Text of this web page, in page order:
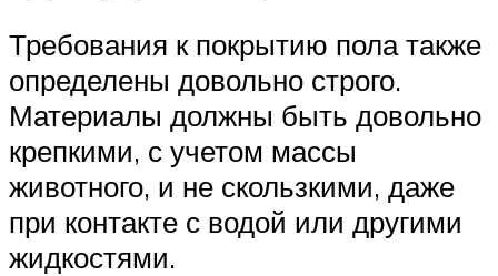
Требования к покрытию пола также
определены довольно строго.
Материалы должны быть довольно
крепкими, с учетом массы
животного, и не скользкими, даже
при контакте с водой или другими
жидкостями.